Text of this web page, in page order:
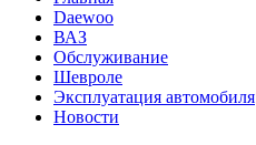
Daewoo
ВАЗ
Обслуживание
Шевроле
Эксплуатация автомобиля
Новости